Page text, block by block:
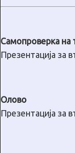
Самопроверка на
Презентација за
Олово
Презентација за